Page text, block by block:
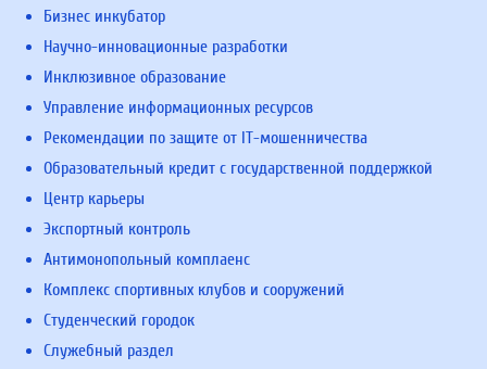
Бизнес инкубатор
Научно-инновационные разработки
Инклюзивное образование
Управление информационных ресурсов
Рекомендации по защите от IT-мошенничества
Образовательный кредит с государственной поддержкой
Центр карьеры
Экспортный контроль
Антимонопольный комплаенс
Комплекс спортивных клубов и сооружений
Студенческий городок
Служебный раздел